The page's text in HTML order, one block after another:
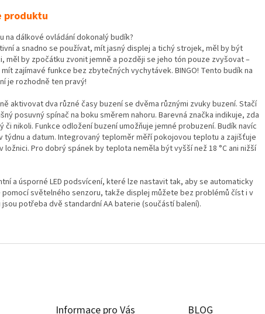
produktu
na dálkové ovládání dokonalý budík?
a snadno se používat, mít jasný displej a tichý strojek, měl by být
měl by zpočátku zvonit jemně a později se jeho tón pouze zvyšovat –
zajímavé funkce bez zbytečných vychytávek. BINGO! Tento budík na
je rozhodně ten pravý!
aktivovat dva různé časy buzení se dvěma různými zvuky buzení. Stačí
posuvný spínač na boku směrem nahoru. Barevná značka indikuje, zda
či nikoli. Funkce odložení buzení umožňuje jemné probuzení. Budík navíc
týdnu a datum. Integrovaný teploměr měří pokojovou teplotu a zajišťuje
ložnici. Pro dobrý spánek by teplota neměla být vyšší než 18 °C ani nižší
a úsporné LED podsvícení, které lze nastavit tak, aby se automaticky
pomocí světelného senzoru, takže displej můžete bez problémů číst i v
potřeba dvě standardní AA baterie (součástí balení).
Informace pro Vás BLOG